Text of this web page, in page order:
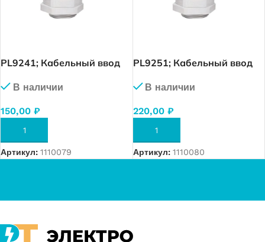
PL9241; Кабельный ввод
(RAL 7035)
В наличии
150,00 ₽
В КОРЗИНУ
Артикул: 1110079
PL9251; Кабельный ввод
(RAL 7035)
В наличии
220,00 ₽
В КОРЗИНУ
Артикул: 1110080